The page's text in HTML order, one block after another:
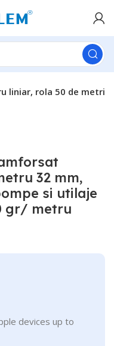
liniar, rola 50 de metri
32 mm,
si utilaje
gr/ metru
devices up to